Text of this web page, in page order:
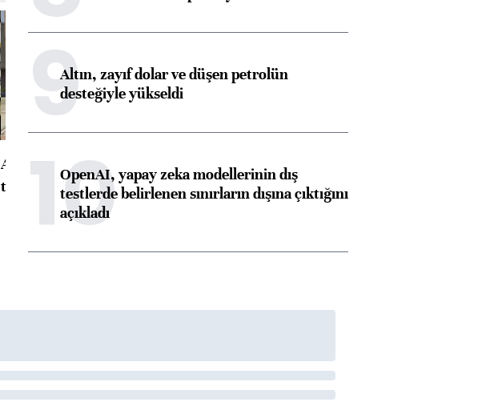
ABD'de konut başlangıçları
toparlandı
Almanya, Commerzbank
görüşmelere hazırlanıyor
9Altın, zayıf dolar ve düşen petrolün
desteğiyle yükseldi
10
OpenAI, yapay zeka modellerinin dış
testlerde belirlenen sınırların dışına çıktığını
açıkladı